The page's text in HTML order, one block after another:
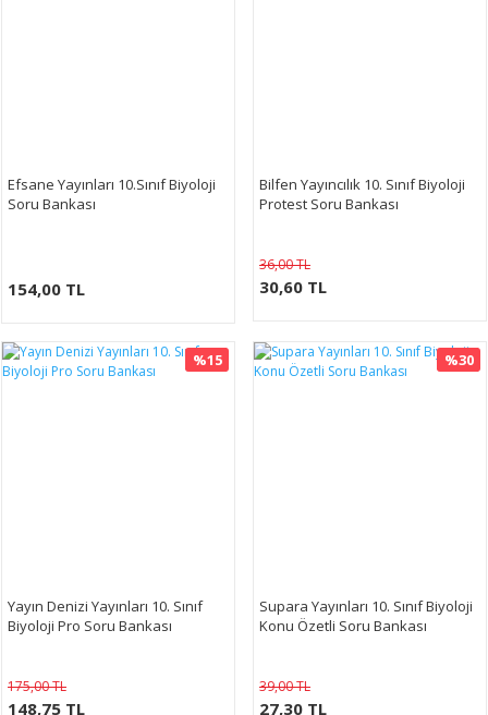
Efsane Yayınları 10.Sınıf Biyoloji
Soru Bankası
154,00 TL
Bilfen Yayıncılık 10. Sınıf Biyoloji
Protest Soru Bankası
36,00 TL
30,60 TL
%15
Yayın Denizi Yayınları 10. Sınıf
Biyoloji Pro Soru Bankası
175,00 TL
148,75 TL
%30
Supara Yayınları 10. Sınıf Biyoloji
Konu Özetli Soru Bankası
39,00 TL
27,30 TL